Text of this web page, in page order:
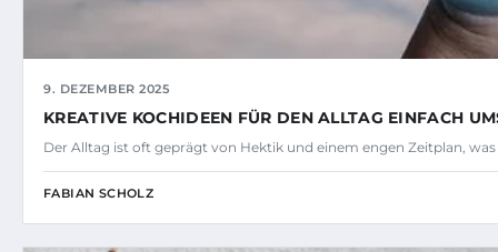
9. DEZEMBER 2025
KREATIVE KOCHIDEEN FÜR DEN ALLTAG EINFACH
Der Alltag ist oft geprägt von Hektik und einem engen Zeitplan,
FABIAN SCHOLZ